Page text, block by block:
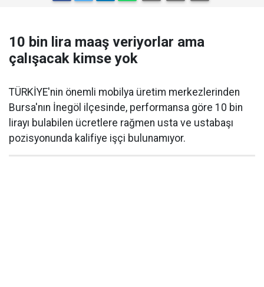
10 bin lira maaş veriyorlar ama
çalışacak kimse yok
TÜRKİYE'nin önemli mobilya üretim merkezlerinden
Bursa'nın İnegöl ilçesinde, performansa göre 10 bin
lirayı bulabilen ücretlere rağmen usta ve ustabaşı
pozisyonunda kalifiye işçi bulunamıyor.